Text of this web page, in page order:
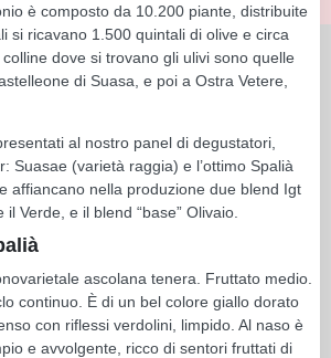
è composto da 10.200 piante, distribuite
si ricavano 1.500 quintali di olive e circa
dove si trovano gli ulivi sono quelle
di Suasa, e poi a Ostra Vetere,
al nostro panel di degustatori,
Suasae (varietà raggia) e l’ottimo Spalià
affiancano nella produzione due blend Igt
Verde, e il blend “base” Olivaio.
ascolana tenera. Fruttato medio.
continuo. È di un bel colore giallo dorato
con riflessi verdolini, limpido. Al naso è
e avvolgente, ricco di sentori fruttati di